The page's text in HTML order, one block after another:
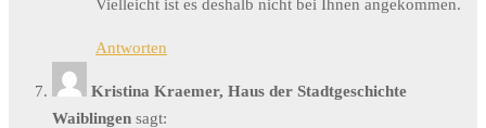
Vielleicht ist es deshalb nicht bei Ihnen angekommen.
Antworten
Kristina Kraemer, Haus der Stadtgeschichte
Waiblingen sagt: